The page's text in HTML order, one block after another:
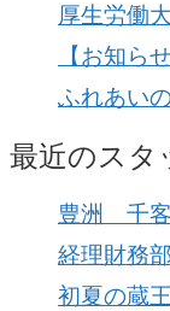
厚生労働
【お知ら
ふれあい
最近のスタ
豊洲 千客
経理財務
初夏の蔵